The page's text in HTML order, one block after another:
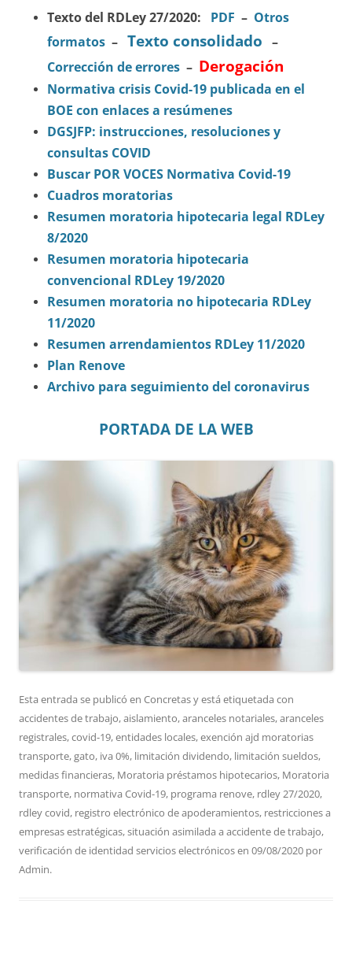
Texto del RDLey 27/2020: PDF – Otros
formatos – Texto consolidado –
Corrección de errores – Derogación
Normativa crisis Covid-19 publicada en el
BOE con enlaces a resúmenes
DGSJFP: instrucciones, resoluciones y
consultas COVID
Buscar POR VOCES Normativa Covid-19
Cuadros moratorias
Resumen moratoria hipotecaria legal RDLey
8/2020
Resumen moratoria hipotecaria
convencional RDLey 19/2020
Resumen moratoria no hipotecaria RDLey
11/2020
Resumen arrendamientos RDLey 11/2020
Plan Renove
Archivo para seguimiento del coronavirus
PORTADA DE LA WEB
Esta entrada se publicó en Concretasy está etiquetada con
accidentes de trabajo,aislamiento,aranceles notariales,aranceles
registrales,covid-19,entidades locales,exención ajd moratorias
transporte,gato, iva 0%, limitación dividendo, limitación sueldos,
medidas financieras, Moratoria préstamos hipotecarios, Moratoria
transporte, normativa Covid-19, programa renove, rdley 27/2020,
rdley covid, registro electrónico de apoderamientos, restricciones a
empresas estratégicas,situación asimilada a accidente de trabajo,
verificación de identidad servicios electrónicosen 09/08/2020 por
Admin.